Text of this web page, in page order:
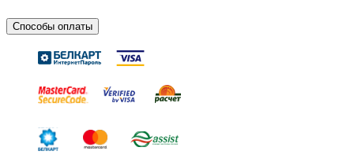
Способы оплаты